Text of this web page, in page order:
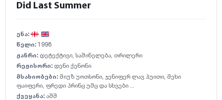
Did Last Summer
ენა:
წელი: 1998
ჟანრი: დეტექტივი, საშინელება, თრილერი
რეჟისორი: დენი ქენონი
მსახიობები: მიუზ უოთსონი, ჯენიფერ ლავ ჰუითი, მეხი
ფაიფერი, ფრედი პრინც უმც და სხვები ...
ქვეყანა: აშშ